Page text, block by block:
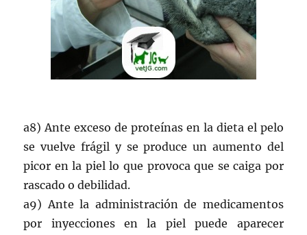
a8) Ante exceso de proteínas en la dieta el pelo
se vuelve frágil y se produce un aumento del
picor en la piel lo que provoca que se caiga por
rascado o debilidad.
a9) Ante la administración de medicamentos
por inyecciones en la piel puede aparecer